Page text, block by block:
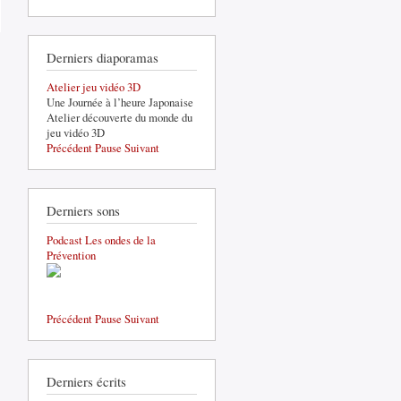
Derniers diaporamas
Atelier jeu vidéo 3D
Une Journée à l’heure Japonaise
Atelier découverte du monde du
jeu vidéo 3D
PrécédentPause Suivant
Derniers sons
Podcast Les ondes de la
Prévention
PrécédentPause Suivant
Derniers écrits